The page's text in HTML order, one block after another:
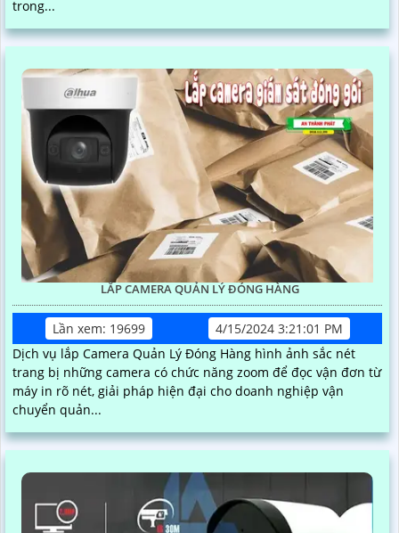
trong...
LẮP CAMERA QUẢN LÝ ĐÓNG HÀNG
Lần xem: 19699
4/15/2024 3:21:01 PM
Dịch vụ lắp Camera Quản Lý Đóng Hàng hình ảnh sắc nét
trang bị những camera có chức năng zoom để đọc vận đơn từ
máy in rõ nét, giải pháp hiện đại cho doanh nghiệp vận
chuyển quản...